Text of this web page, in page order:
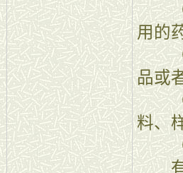
（一
用的
（二
品或
（三
料、
（四
有前